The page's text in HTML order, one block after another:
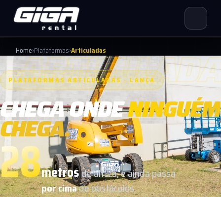
Home›Plataformas›Articuladas
PLATAFORMAS ARTICULADAS · LANÇA
CHEGA ONDENINGUÉM
CHEGA.
28metrosde altura, e ainda passa
por cimade obstáculos.